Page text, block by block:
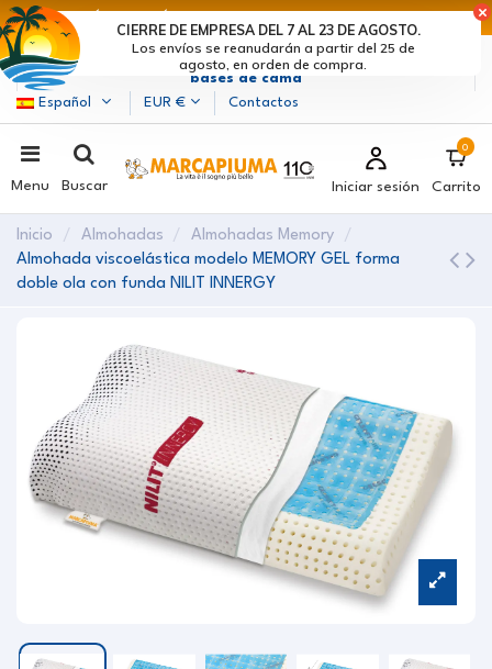
Marcapiuma| Fabricantes de colchones, almohadas y
bases de cama
Español
EUR € Contactos
Menu Buscar Iniciar sesión
0
Carrito
Inicio Almohadas
Almohadas Memory
Almohada viscoelástica modelo MEMORY GEL forma
doble ola con funda NILIT INNERGY
Los envíos se reanudarán a partir del 25 de
agosto, en orden de compra.
CIERRE DE EMPRESA DEL 7 AL 23 DE AGOSTO.